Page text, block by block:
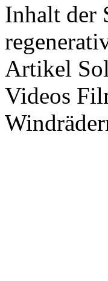
Inhalt der
Artikel
Videos